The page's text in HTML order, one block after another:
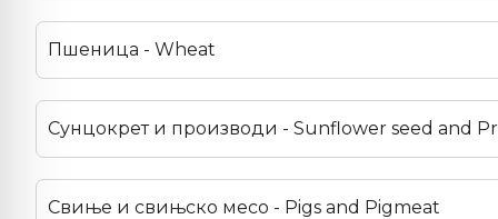
Пшеница - Wheat
Сунцокрет и производи - Sunflower seed and
Свиње и свињско месо - Pigs and Pigmeat